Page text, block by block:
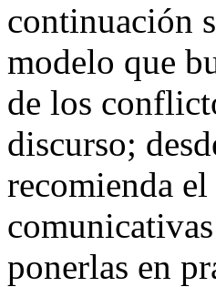
continuación
modelo que
de los
discurso;
recomienda
ponerlas en